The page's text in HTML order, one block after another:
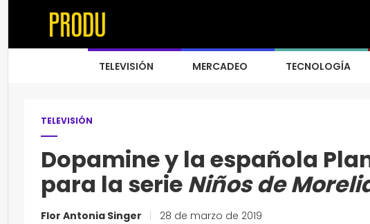
TELEVISIÓN MERCADEO TECNOLOGÍA
TELEVISIÓN
Dopamine y la española
para la serie Niños de
Flor Antonia Singer 28 de marzo de 2019